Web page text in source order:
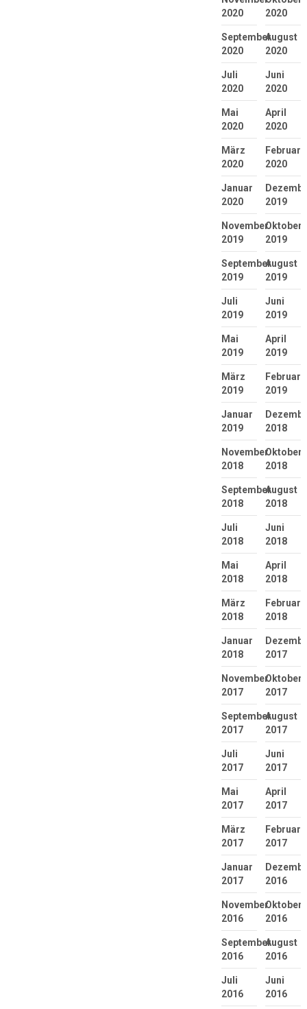
2020
2020
September
2020
August
2020
Juli
2020
Juni
2020
Mai
2020
April
2020
März
2020
Februar
2020
Januar
2020
2019
November
2019
Oktober
2019
September
2019
August
2019
Juli
2019
Juni
2019
Mai
2019
April
2019
März
2019
Februar
2019
Januar
2019
2018
November
2018
Oktober
2018
September
2018
August
2018
Juli
2018
Juni
2018
Mai
2018
April
2018
März
2018
Februar
2018
Januar
2018
2017
November
2017
Oktober
2017
September
2017
August
2017
Juli
2017
Juni
2017
Mai
2017
April
2017
März
2017
Februar
2017
Januar
2017
2016
November
2016
Oktober
2016
September
2016
August
2016
Juli
2016
Juni
2016